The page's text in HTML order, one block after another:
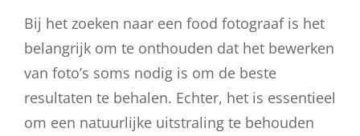
Bij het zoeken naar een food fotograaf is het
belangrijk om te onthouden dat het bewerken
van foto’s soms nodig is om de beste
resultaten te behalen. Echter, het is essentieel
om een natuurlijke uitstraling te behouden